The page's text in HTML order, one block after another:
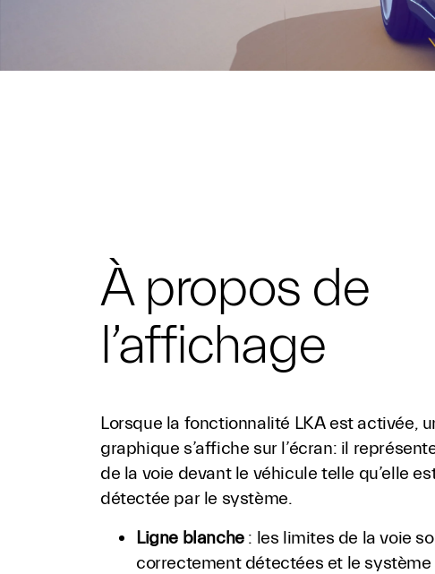
À propos de
l’affichage
Lorsque la fonctionnalité LKA est activée,
graphique s’affiche sur l’écran: il
de la voie devant le véhicule telle qu’elle
détectée par le système.
Ligne blanche: les limites de la voie
correctement détectées et le système